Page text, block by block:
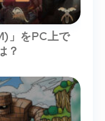
」をPC上で
？